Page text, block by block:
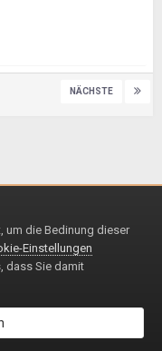
NÄCHSTE
um die Bedinung dieser
Einstellungen
dass Sie damit